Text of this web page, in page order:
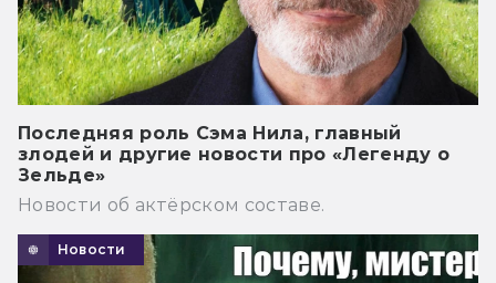
Последняя роль Сэма Нила, главный
злодей и другие новости про «Легенду о
Зельде»
Новости об актёрском составе.
Новости